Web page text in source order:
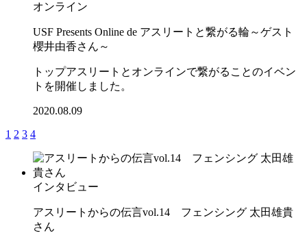
オンライン
USF Presents Online de アスリートと繋がる輪～ゲスト
櫻井由香さん～
トップアスリートとオンラインで繋がることのイベン
トを開催しました。
2020.08.09
1 2 3 4
インタビュー
アスリートからの伝言vol.14 フェンシング 太田雄貴
さん